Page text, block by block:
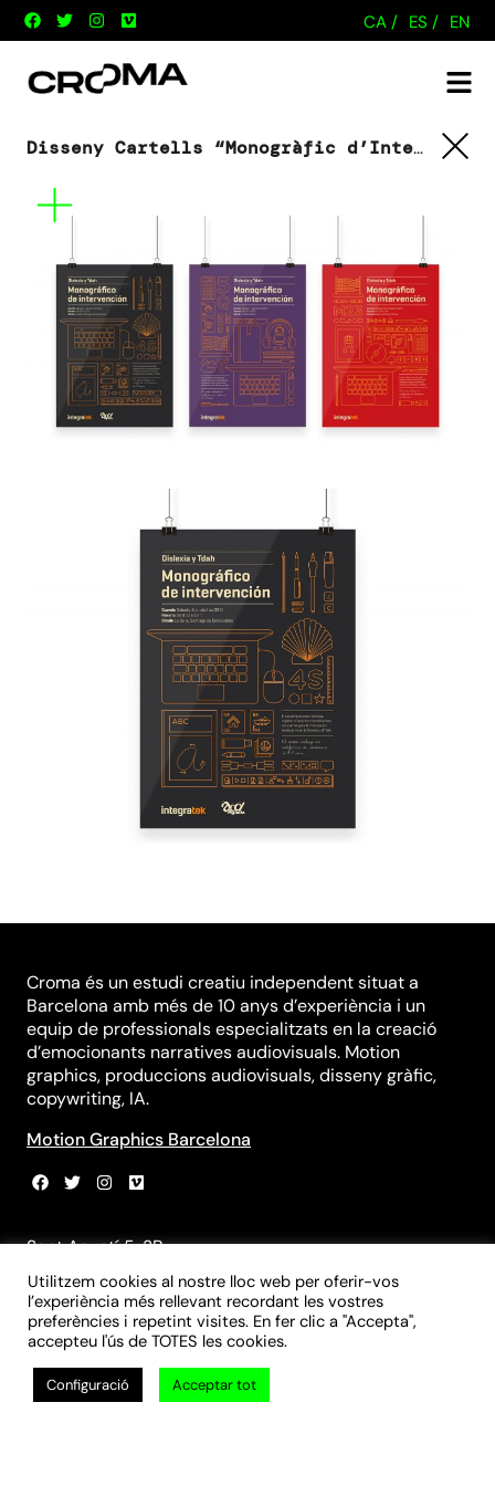
CA / ES / EN
Disseny Cartells “Monogràfic d’Intervenció”
Croma és un estudi creatiu independent situat a
Barcelona amb més de 10 anys d’experiència i un
equip de professionals especialitzats en la creació
d’emocionants narratives audiovisuals. Motion
graphics, produccions audiovisuals, disseny gràfic,
copywriting, IA.
Motion Graphics Barcelona
Sant Agustí 5, 3B
08012 Barcelona
+34 931 839 981
+34 699 970 055
info@croma-studio.com
Utilitzem cookies al nostre lloc web per oferir-vos
l’experiència més rellevant recordant les vostres
preferències i repetint visites. En fer clic a "Accepta",
accepteu l'ús de TOTES les cookies.
Configuració Acceptar tot